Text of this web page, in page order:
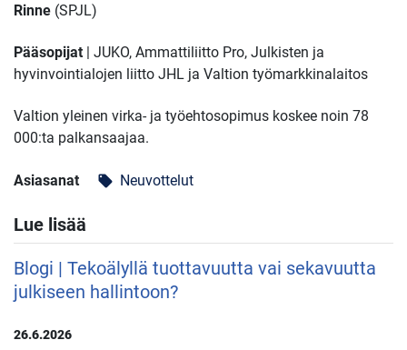
Rinne (SPJL)
Pääsopijat | JUKO, Ammattiliitto Pro, Julkisten ja
hyvinvointialojen liitto JHL ja Valtion työmarkkinalaitos
Valtion yleinen virka- ja työehtosopimus koskee noin 78
000:ta palkansaajaa.
Asiasanat local_offer Neuvottelut
Lue lisää
Blogi | Tekoälyllä tuottavuutta vai sekavuutta
julkiseen hallintoon?
26.6.2026